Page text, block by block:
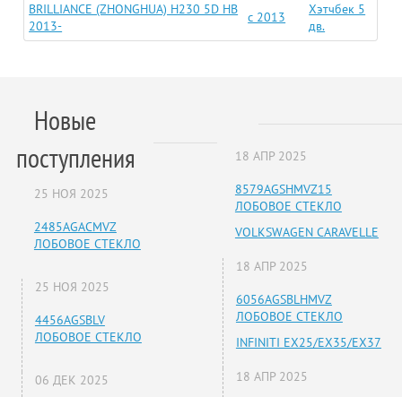
BRILLIANCE (ZHONGHUA) H230 5D HB
2013-
c 2013
Хэтчбек 5
дв.
Новые
поступления
25 НОЯ 2025
2485AGACMVZ
ЛОБОВОЕ СТЕКЛО
25 НОЯ 2025
4456AGSBLV
ЛОБОВОЕ СТЕКЛО
06 ДЕК 2025
18 АПР 2025
8579AGSHMVZ15
ЛОБОВОЕ СТЕКЛО
VOLKSWAGEN CARAVELLE
18 АПР 2025
6056AGSBLHMVZ
ЛОБОВОЕ СТЕКЛО
INFINITI EX25/EX35/EX37
18 АПР 2025